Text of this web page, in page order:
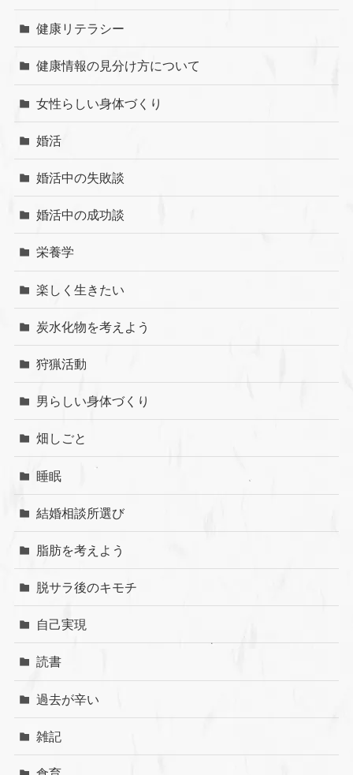
健康リテラシー
健康情報の見分け方について
女性らしい身体づくり
婚活
婚活中の失敗談
婚活中の成功談
栄養学
楽しく生きたい
炭水化物を考えよう
狩猟活動
男らしい身体づくり
畑しごと
睡眠
結婚相談所選び
脂肪を考えよう
脱サラ後のキモチ
自己実現
読書
過去が辛い
雑記